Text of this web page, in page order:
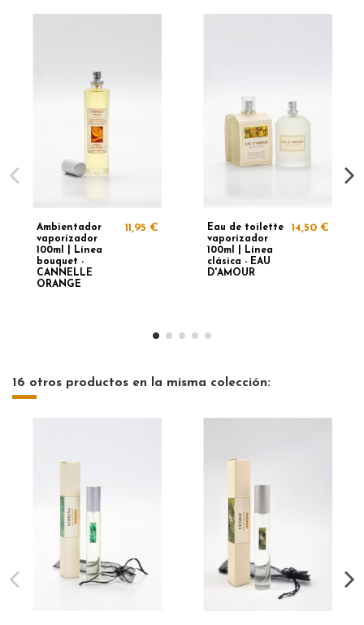
Ambientador
vaporizador
100ml | Línea
bouquet -
CANNELLE
ORANGE
11,95 €
Eau de toilette
vaporizador
100ml | Línea
clásica - EAU
D'AMOUR
14,50 €
16 otros productos en la misma colección: